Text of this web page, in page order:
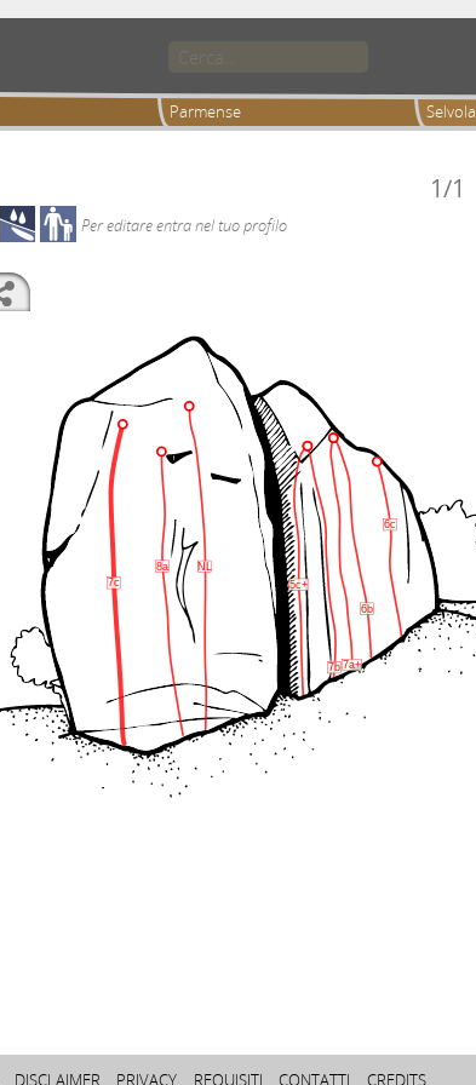
Parmense Selvola
1/1
Per editare entra nel tuo profilo
7c
8a
NL
5c+
7b 7a+
6b
6c
DISCLAIMER PRIVACY REQUISITI CONTATTI CREDITS